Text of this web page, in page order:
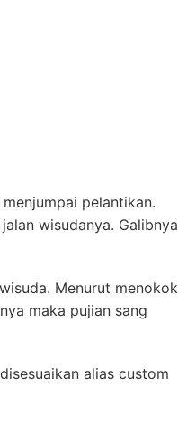
pelantikan.
wisudanya. Galibnya
Menurut menokok
maka pujian sang
alias custom